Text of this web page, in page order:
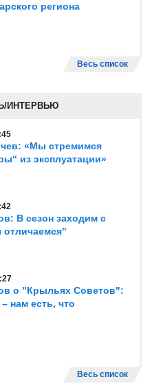
региона
Весь список
ИНТЕРВЬЮ
«Мы стремимся
из эксплуатации»
В сезон заходим с
о "Крыльях Советов":
нам есть, что
Весь список